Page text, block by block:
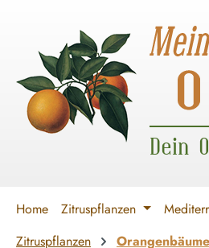
Dein
Home Zitruspflanzen
Zitruspflanzen
Orangenbäume